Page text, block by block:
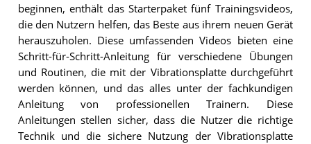
beginnen, enthält das Starterpaket fünf Trainingsvideos,
die den Nutzern helfen, das Beste aus ihrem neuen Gerät
herauszuholen. Diese umfassenden Videos bieten eine
Schritt-für-Schritt-Anleitung für verschiedene Übungen
und Routinen, die mit der Vibrationsplatte durchgeführt
werden können, und das alles unter der fachkundigen
Anleitung von professionellen Trainern. Diese
Anleitungen stellen sicher, dass die Nutzer die richtige
Technik und die sichere Nutzung der Vibrationsplatte